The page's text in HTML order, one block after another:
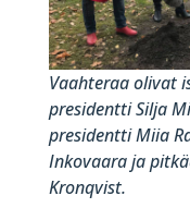
Vaahteraa olivat
presidentti Silja
presidentti Miia
Inkovaara ja
Kronqvist.